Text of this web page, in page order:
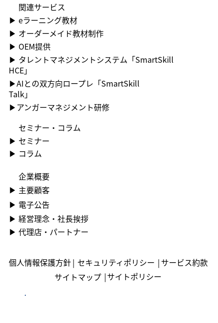
関連サービス
▶ ︎eラーニング教材
▶ ︎オーダーメイド教材制作
▶ OEM提供
▶ ︎タレントマネジメントシステム「SmartSkill
HCE」
▶AIとの双方向ロープレ「SmartSkill
Talk」
​▶アンガーマネジメント研修
セミナー・コラム
▶ ︎セミナー
▶ コラム
企業概要
▶ ︎主要顧客
▶ ︎電子公告
▶ ︎︎経営理念・社長挨拶
▶ ︎︎代理店・パートナー
サイトマップ サイトポリシー
|
個人情報保護方針 セキュリティポリシー サービス約款
| |